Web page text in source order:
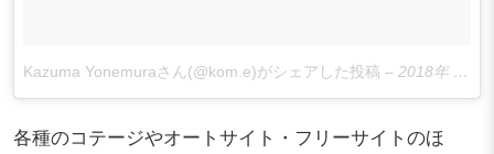
Kazuma Yonemuraさん(@kom.e)がシェアした投稿 – 2018年 3月月30日午後6時39分PDT
各種のコテージやオートサイト・フリーサイトのほ